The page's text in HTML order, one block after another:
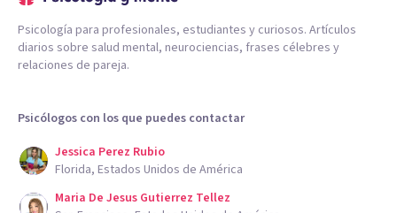
Psicología para profesionales, estudiantes y curiosos. Artículos
diarios sobre salud mental, neurociencias, frases célebres y
relaciones de pareja.
Psicólogos con los que puedes contactar
Jessica Perez Rubio
Florida, Estados Unidos de América
Maria De Jesus Gutierrez Tellez